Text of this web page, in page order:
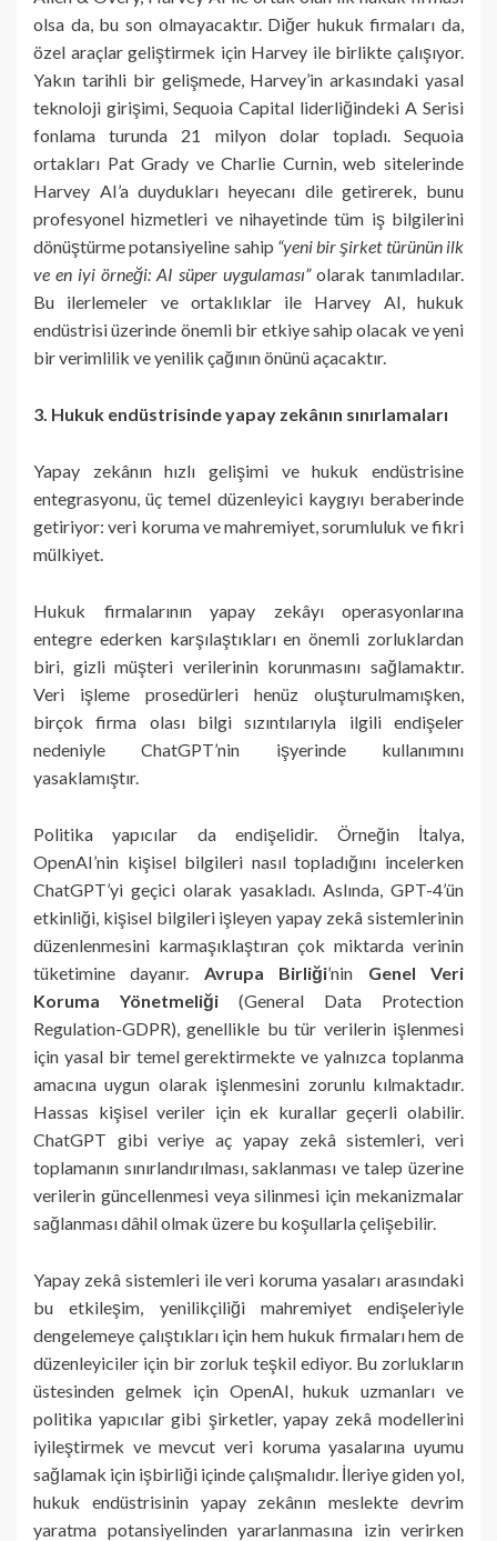
olsa da, bu son olmayacaktır. Diğer hukuk firmaları da,
özel araçlar geliştirmek için Harvey ile birlikte çalışıyor.
Yakın tarihli bir gelişmede, Harvey’in arkasındaki yasal
teknoloji girişimi, Sequoia Capital liderliğindeki A Serisi
fonlama turunda 21 milyon dolar topladı. Sequoia
ortakları Pat Grady ve Charlie Curnin, web sitelerinde
Harvey AI’a duydukları heyecanı dile getirerek, bunu
profesyonel hizmetleri ve nihayetinde tüm iş bilgilerini
dönüştürme potansiyeline sahip “yeni bir şirket türünün ilk
ve en iyi örneği: AI süper uygulaması”olarak tanımladılar.
Bu ilerlemeler ve ortaklıklar ile Harvey AI, hukuk
endüstrisi üzerinde önemli bir etkiye sahip olacak ve yeni
bir verimlilik ve yenilik çağının önünü açacaktır.
3. Hukuk endüstrisinde yapay zekânın sınırlamaları
Yapay zekânın hızlı gelişimi ve hukuk endüstrisine
entegrasyonu, üç temel düzenleyici kaygıyı beraberinde
getiriyor: veri koruma ve mahremiyet, sorumluluk ve fikri
mülkiyet.
Hukuk firmalarının yapay zekâyı operasyonlarına
entegre ederken karşılaştıkları en önemli zorluklardan
biri, gizli müşteri verilerinin korunmasını sağlamaktır.
Veri işleme prosedürleri henüz oluşturulmamışken,
birçok firma olası bilgi sızıntılarıyla ilgili endişeler
nedeniyle ChatGPT’nin işyerinde kullanımını
yasaklamıştır.
Politika yapıcılar da endişelidir. Örneğin İtalya,
OpenAI’nin kişisel bilgileri nasıl topladığını incelerken
ChatGPT’yi geçici olarak yasakladı. Aslında, GPT-4’ün
etkinliği, kişisel bilgileri işleyen yapay zekâ sistemlerinin
düzenlenmesini karmaşıklaştıran çok miktarda verinin
tüketimine dayanır. Avrupa Birliği’nin Genel Veri
Koruma Yönetmeliği (General Data Protection
Regulation-GDPR), genellikle bu tür verilerin işlenmesi
için yasal bir temel gerektirmekte ve yalnızca toplanma
amacına uygun olarak işlenmesini zorunlu kılmaktadır.
Hassas kişisel veriler için ek kurallar geçerli olabilir.
ChatGPT gibi veriye aç yapay zekâ sistemleri, veri
toplamanın sınırlandırılması, saklanması ve talep üzerine
verilerin güncellenmesi veya silinmesi için mekanizmalar
sağlanması dâhil olmak üzere bu koşullarla çelişebilir.
Yapay zekâ sistemleri ile veri koruma yasaları arasındaki
bu etkileşim, yenilikçiliği mahremiyet endişeleriyle
dengelemeye çalıştıkları için hem hukuk firmaları hem de
düzenleyiciler için bir zorluk teşkil ediyor. Bu zorlukların
üstesinden gelmek için OpenAI, hukuk uzmanları ve
politika yapıcılar gibi şirketler, yapay zekâ modellerini
iyileştirmek ve mevcut veri koruma yasalarına uyumu
sağlamak için işbirliği içinde çalışmalıdır. İleriye giden yol,
hukuk endüstrisinin yapay zekânın meslekte devrim
yaratma potansiyelinden yararlanmasına izin verirken